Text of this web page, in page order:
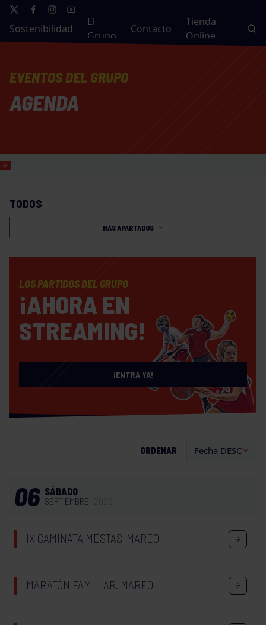
Sostenibilidad
El
Grupo
Contacto
Tienda
Online
EVENTOS DEL GRUPO
AGENDA
TODOS
MÁS APARTADOS
LOS PARTIDOS DEL GRUPO
¡AHORA EN
STREAMING!
¡ENTRA YA!
ORDENAR
06 SÁBADO
SEPTIEMBRE
IX CAMINATA MESTAS-MAREO
MARATÓN FAMILIAR. MAREO